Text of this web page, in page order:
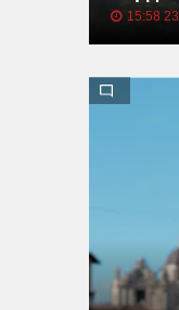
15:58